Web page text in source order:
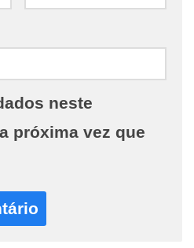
neste
próxima vez que